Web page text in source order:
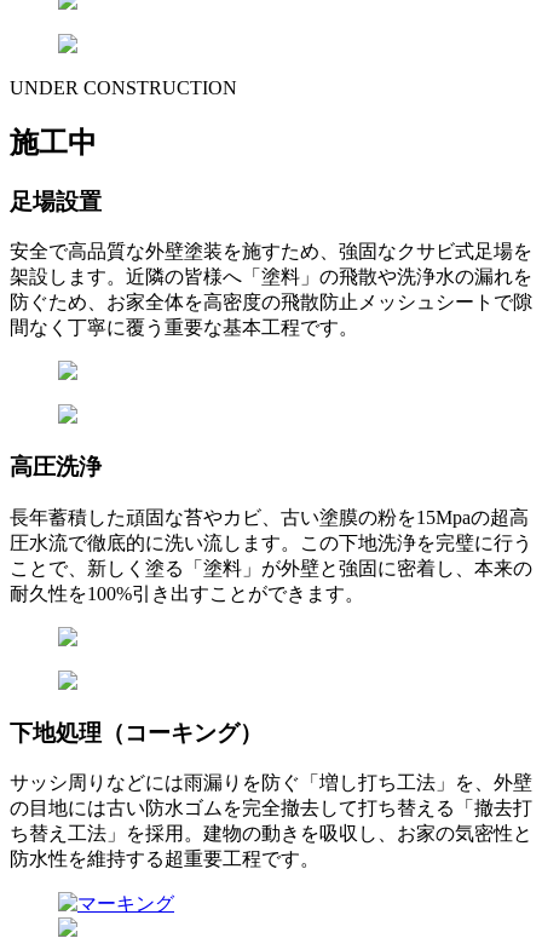
UNDER CONSTRUCTION
施工中
足場設置
安全で高品質な外壁塗装を施すため、強固なクサビ式足場を
架設します。近隣の皆様へ「塗料」の飛散や洗浄水の漏れを
防ぐため、お家全体を高密度の飛散防止メッシュシートで隙
間なく丁寧に覆う重要な基本工程です。
高圧洗浄
長年蓄積した頑固な苔やカビ、古い塗膜の粉を15Mpaの超高
圧水流で徹底的に洗い流します。この下地洗浄を完璧に行う
ことで、新しく塗る「塗料」が外壁と強固に密着し、本来の
耐久性を100%引き出すことができます。
下地処理（コーキング）
サッシ周りなどには雨漏りを防ぐ「増し打ち工法」を、外壁
の目地には古い防水ゴムを完全撤去して打ち替える「撤去打
ち替え工法」を採用。建物の動きを吸収し、お家の気密性と
防水性を維持する超重要工程です。